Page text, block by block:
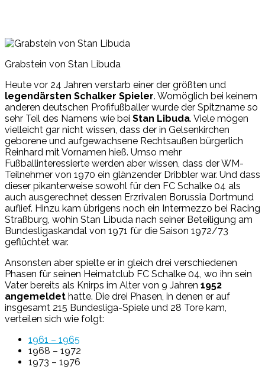
Grabstein von Stan Libuda
Heute vor 24 Jahren verstarb einer der größten und
legendärsten Schalker Spieler. Womöglich bei keinem
anderen deutschen Profifußballer wurde der Spitzname so
sehr Teil des Namens wie bei Stan Libuda. Viele mögen
vielleicht gar nicht wissen, dass der in Gelsenkirchen
geborene und aufgewachsene Rechtsaußen bürgerlich
Reinhard mit Vornamen hieß. Umso mehr
Fußballinteressierte werden aber wissen, dass der WM-
Teilnehmer von 1970 ein glänzender Dribbler war. Und dass
dieser pikanterweise sowohl für den FC Schalke 04 als
auch ausgerechnet dessen Erzrivalen Borussia Dortmund
auflief. Hinzu kam übrigens noch ein Intermezzo bei Racing
Straßburg, wohin Stan Libuda nach seiner Beteiligung am
Bundesligaskandal von 1971 für die Saison 1972/73
geflüchtet war.
Ansonsten aber spielte er in gleich drei verschiedenen
Phasen für seinen Heimatclub FC Schalke 04, wo ihn sein
Vater bereits als Knirps im Alter von 9 Jahren 1952
angemeldet hatte. Die drei Phasen, in denen er auf
insgesamt 215 Bundesliga-Spiele und 28 Tore kam,
verteilen sich wie folgt:
1961 – 1965
1968 – 1972
1973 – 1976